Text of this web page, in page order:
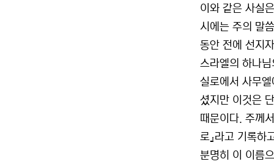
이와 같은 사실
시에는 주의 말
동안 전에 선지
스라엘의 하나
실로에서 사무
셨지만 이것은
때문이다. 주께
로』라고 기록
분명히 이 이름